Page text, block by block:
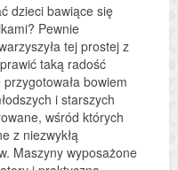
dzieci bawiące się
Pewnie
tej prostej z
taką radość
bowiem
i starszych
wśród których
z niezwykłą
Maszyny wyposażone